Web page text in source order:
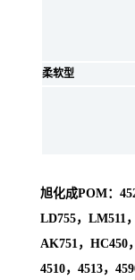
柔软型
旭化成POM：
LD755，LM511
AK751，HC450
4510，4513，